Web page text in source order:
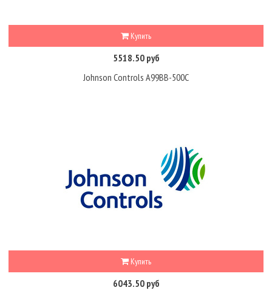
Купить
5518.50 руб
Johnson Controls A99BB-500C
Купить
6043.50 руб